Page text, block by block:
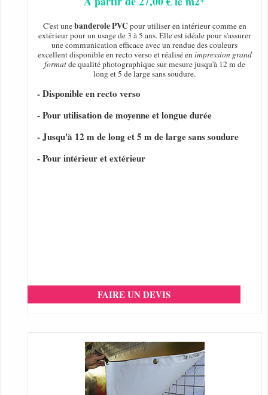
C'est unebanderole PVC pour utiliser en intérieur comme en
extérieur pour un usage de 3 à 5 ans. Elle est idéale pour s'assurer
une communication efficace avec un rendue des couleurs
excellent disponible en recto verso et réalisé enimpression grand
formatde qualité photographique sur mesure jusqu'à 12 m de
long et 5 de large sans soudure.
- Disponible en recto verso
- Pour utilisation de moyenne et longue durée
- Jusqu'à 12 m de long et 5 m de large sans soudure
- Pour intérieur et extérieur
FAIRE UN DEVIS